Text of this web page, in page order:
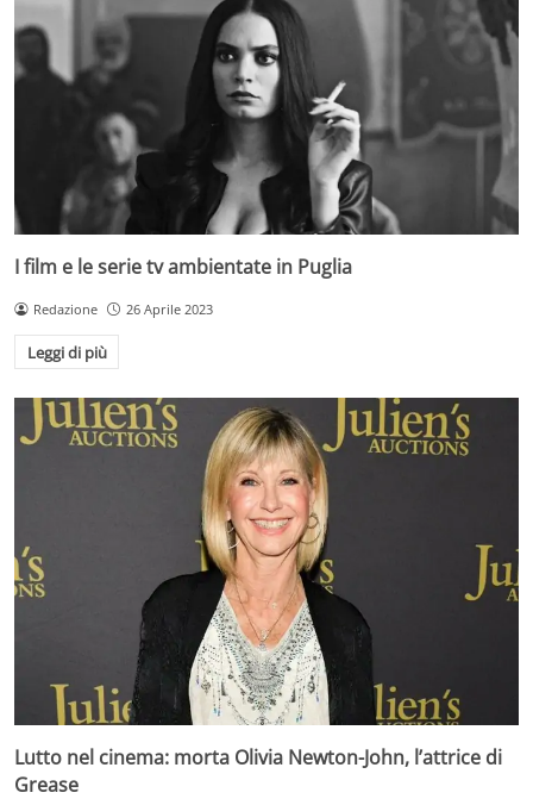
I film e le serie tv ambientate in Puglia
Redazione 26 Aprile 2023
Leggi di più
Lutto nel cinema: morta Olivia Newton-John, l’attrice di
Grease